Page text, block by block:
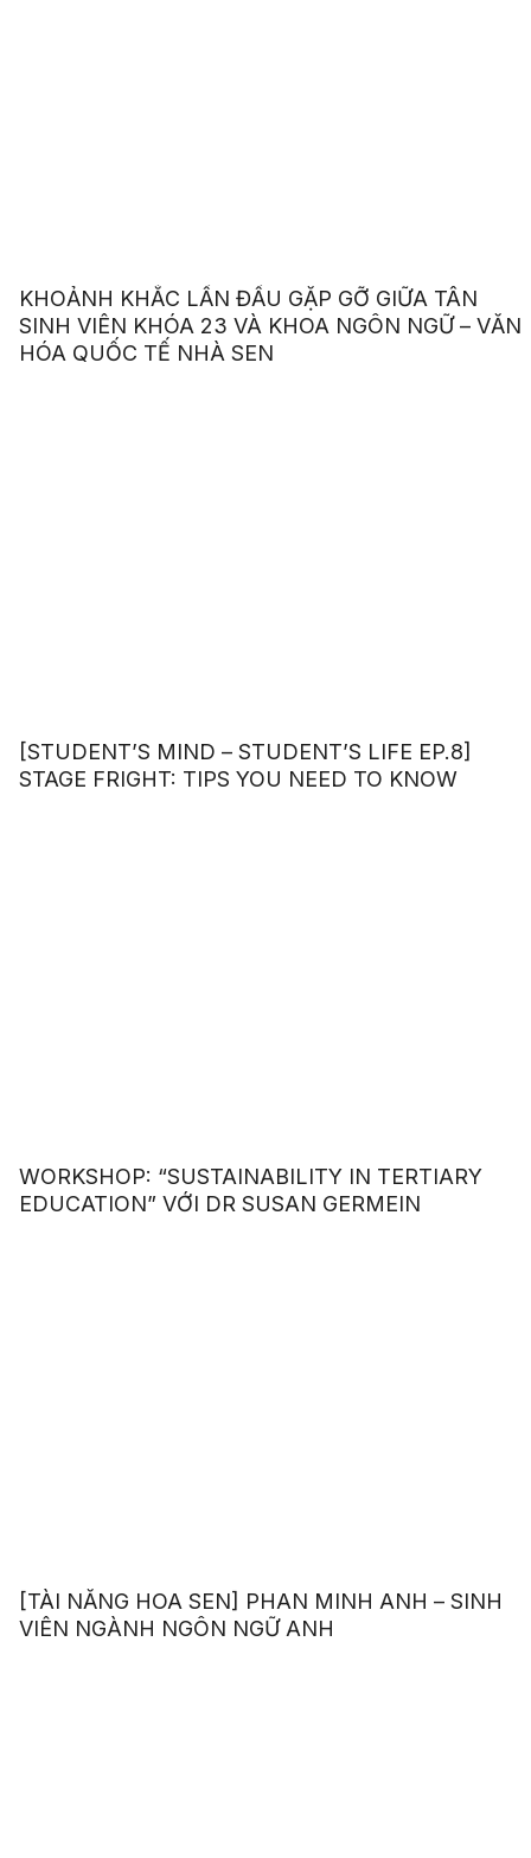
KHOẢNH KHẮC LẦN ĐẦU GẶP GỠ GIỮA TÂN
SINH VIÊN KHÓA 23 VÀ KHOA NGÔN NGỮ – VĂN
HÓA QUỐC TẾ NHÀ SEN
[STUDENT’S MIND – STUDENT’S LIFE EP.8]
STAGE FRIGHT: TIPS YOU NEED TO KNOW
WORKSHOP: “SUSTAINABILITY IN TERTIARY
EDUCATION” VỚI DR SUSAN GERMEIN
[TÀI NĂNG HOA SEN] PHAN MINH ANH – SINH
VIÊN NGÀNH NGÔN NGỮ ANH